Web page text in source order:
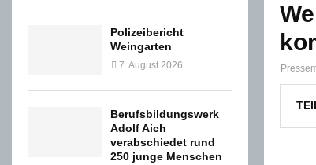
Polizeibericht
Weingarten
7. August 2026
Berufsbildungswerk
Adolf Aich
verabschiedet rund
250 junge Menschen